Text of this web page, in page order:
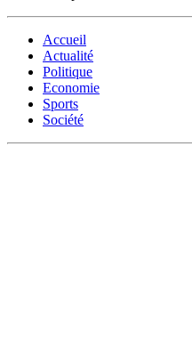
Accueil
Actualité
Politique
Economie
Sports
Société